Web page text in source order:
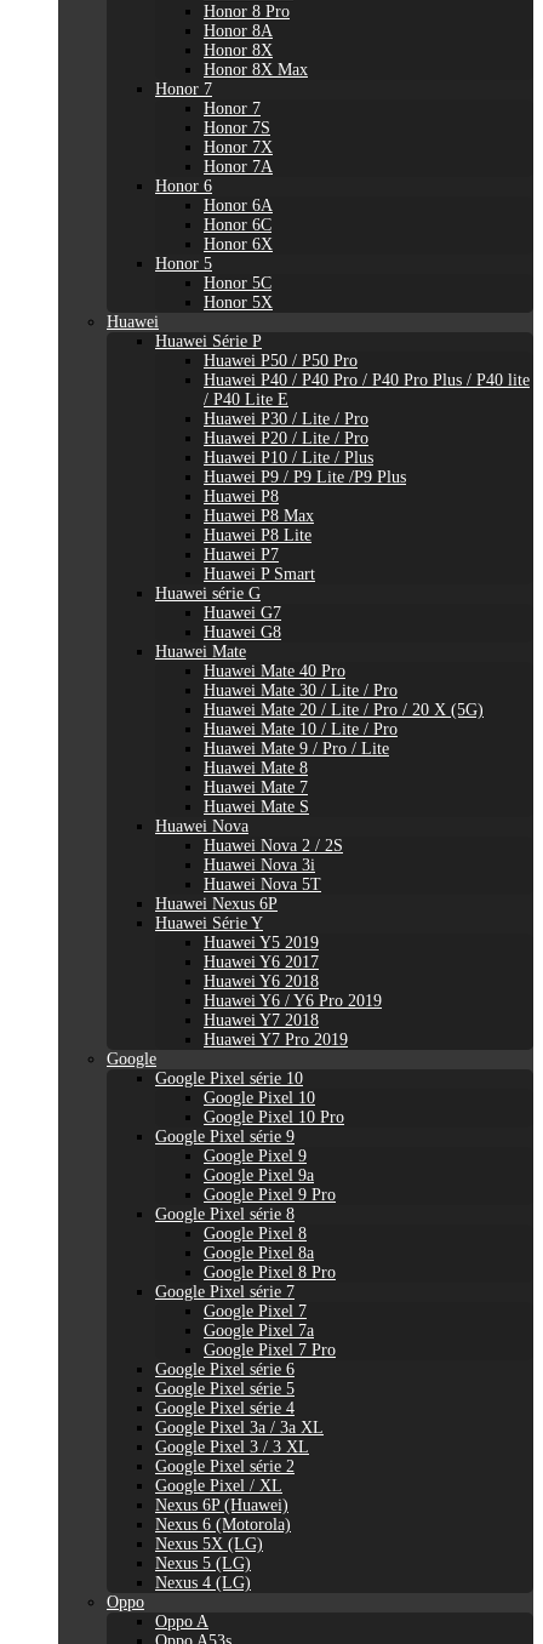
Honor 8 Pro
Honor 8A
Honor 8X
Honor 8X Max
Honor 7
Honor 7
Honor 7S
Honor 7X
Honor 7A
Honor 6
Honor 6A
Honor 6C
Honor 6X
Honor 5
Honor 5C
Honor 5X
Huawei
Huawei Série P
Huawei P50 / P50 Pro
Huawei P40 / P40 Pro / P40 Pro Plus / P40 lite
/ P40 Lite E
Huawei P30 / Lite / Pro
Huawei P20 / Lite / Pro
Huawei P10 / Lite / Plus
Huawei P9 / P9 Lite /P9 Plus
Huawei P8
Huawei P8 Max
Huawei P8 Lite
Huawei P7
Huawei P Smart
Huawei série G
Huawei G7
Huawei G8
Huawei Mate
Huawei Mate 40 Pro
Huawei Mate 30 / Lite / Pro
Huawei Mate 20 / Lite / Pro / 20 X (5G)
Huawei Mate 10 / Lite / Pro
Huawei Mate 9 / Pro / Lite
Huawei Mate 8
Huawei Mate 7
Huawei Mate S
Huawei Nova
Huawei Nova 2 / 2S
Huawei Nova 3i
Huawei Nova 5T
Huawei Nexus 6P
Huawei Série Y
Huawei Y5 2019
Huawei Y6 2017
Huawei Y6 2018
Huawei Y6 / Y6 Pro 2019
Huawei Y7 2018
Huawei Y7 Pro 2019
Google
Google Pixel série 10
Google Pixel 10
Google Pixel 10 Pro
Google Pixel série 9
Google Pixel 9
Google Pixel 9a
Google Pixel 9 Pro
Google Pixel série 8
Google Pixel 8
Google Pixel 8a
Google Pixel 8 Pro
Google Pixel série 7
Google Pixel 7
Google Pixel 7a
Google Pixel 7 Pro
Google Pixel série 6
Google Pixel série 5
Google Pixel série 4
Google Pixel 3a / 3a XL
Google Pixel 3 / 3 XL
Google Pixel série 2
Google Pixel / XL
Nexus 6P (Huawei)
Nexus 6 (Motorola)
Nexus 5X (LG)
Nexus 5 (LG)
Nexus 4 (LG)
Oppo
Oppo A